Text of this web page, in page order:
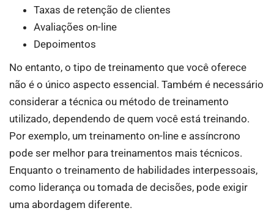
Taxas de retenção de clientes
Avaliações on-line
Depoimentos
No entanto, o tipo de treinamento que você oferece
não é o único aspecto essencial. Também é necessário
considerar a técnica ou método de treinamento
utilizado, dependendo de quem você está treinando.
Por exemplo, um treinamento on-line e assíncrono
pode ser melhor para treinamentos mais técnicos.
Enquanto o treinamento de habilidades interpessoais,
como liderança ou tomada de decisões, pode exigir
uma abordagem diferente.